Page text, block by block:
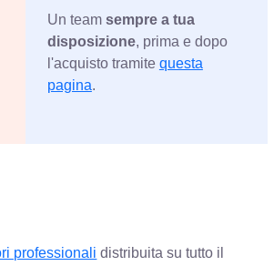
Un team sempre a tua
disposizione, prima e dopo
l'acquisto tramite questa
pagina.
professionali distribuita su tutto il